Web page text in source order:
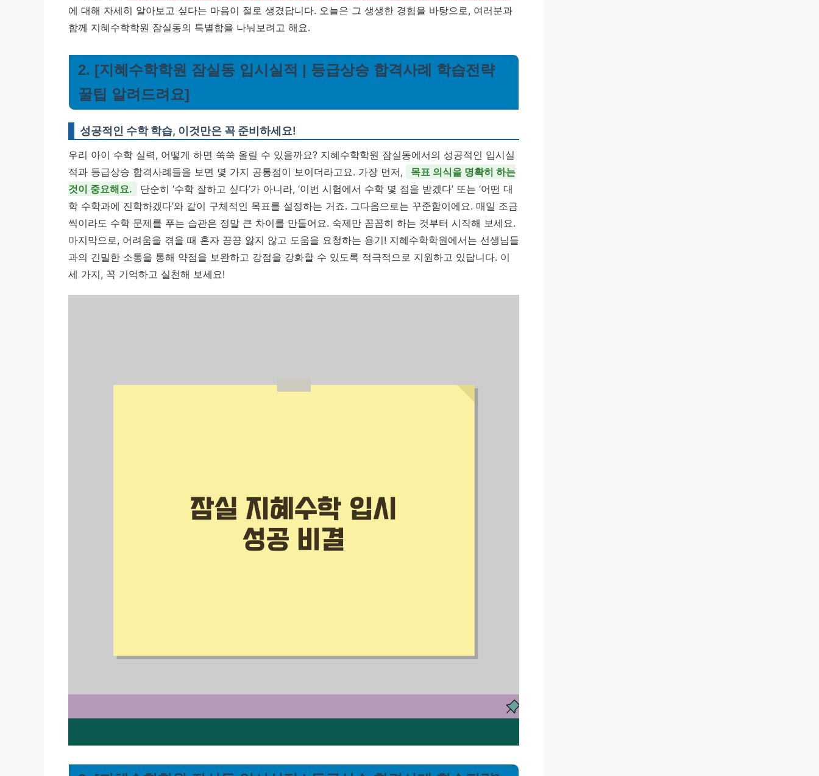
에 대해 자세히 알아보고 싶다는 마음이 절로 생겼답니다. 오늘은 그 생생한 경험을 바탕으로, 여러분과
함께 지혜수학학원 잠실동의 특별함을 나눠보려고 해요.
2. [지혜수학학원 잠실동 입시실적 | 등급상승 합격사례 학습전략
꿀팁 알려드려요]
성공적인 수학 학습, 이것만은 꼭 준비하세요!
우리 아이 수학 실력, 어떻게 하면 쑥쑥 올릴 수 있을까요? 지혜수학학원 잠실동에서의 성공적인 입시실
적과 등급상승 합격사례들을 보면 몇 가지 공통점이 보이더라고요. 가장 먼저,
목표 의식을 명확히 하는
것이 중요해요.
단순히 ‘수학 잘하고 싶다’가 아니라, ‘이번 시험에서 수학 몇 점을 받겠다’ 또는 ‘어떤 대
학 수학과에 진학하겠다’와 같이 구체적인 목표를 설정하는 거죠. 그다음으로는 꾸준함이에요. 매일 조금
씩이라도 수학 문제를 푸는 습관은 정말 큰 차이를 만들어요. 숙제만 꼼꼼히 하는 것부터 시작해 보세요.
마지막으로, 어려움을 겪을 때 혼자 끙끙 앓지 않고 도움을 요청하는 용기! 지혜수학학원에서는 선생님들
과의 긴밀한 소통을 통해 약점을 보완하고 강점을 강화할 수 있도록 적극적으로 지원하고 있답니다. 이
세 가지, 꼭 기억하고 실천해 보세요!